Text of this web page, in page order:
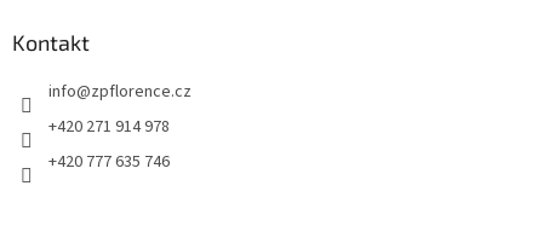
Kontakt
info@zpflorence.cz
+420 271 914 978
+420 777 635 746